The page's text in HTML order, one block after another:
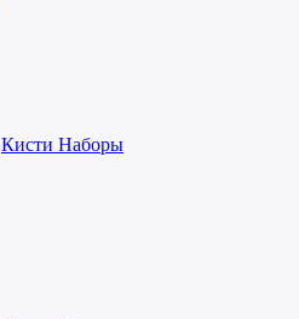
Кисти Наборы